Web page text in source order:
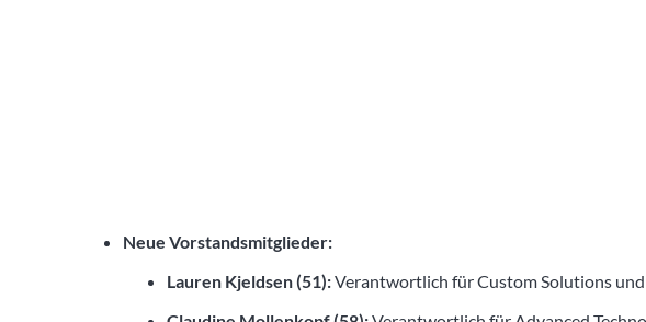
Neue Vorstandsmitglieder:
Lauren Kjeldsen (51):Verantwortlich für Custom Solutions